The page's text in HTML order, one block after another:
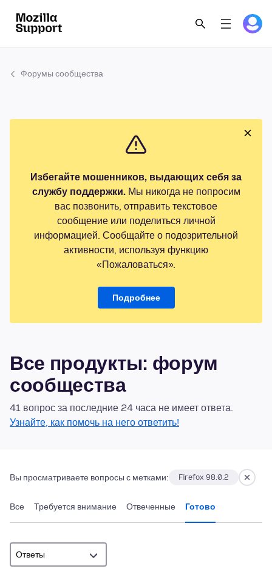
Форумы сообщества
Избегайте мошенников, выдающих себя за
службу поддержки.Мы никогда не попросим
вас позвонить, отправить текстовое
сообщение или поделиться личной
информацией. Сообщайте о подозрительной
активности, используя функцию
«Пожаловаться».
Подробнее
Все продукты: форум
сообщества
41 вопрос за последние 24 часа не имеет ответа.
Узнайте, как помочь на него ответить!
Вы просматриваете вопросы с метками: Firefox 98.0.2
Все Требуется внимание Отвеченные Готово